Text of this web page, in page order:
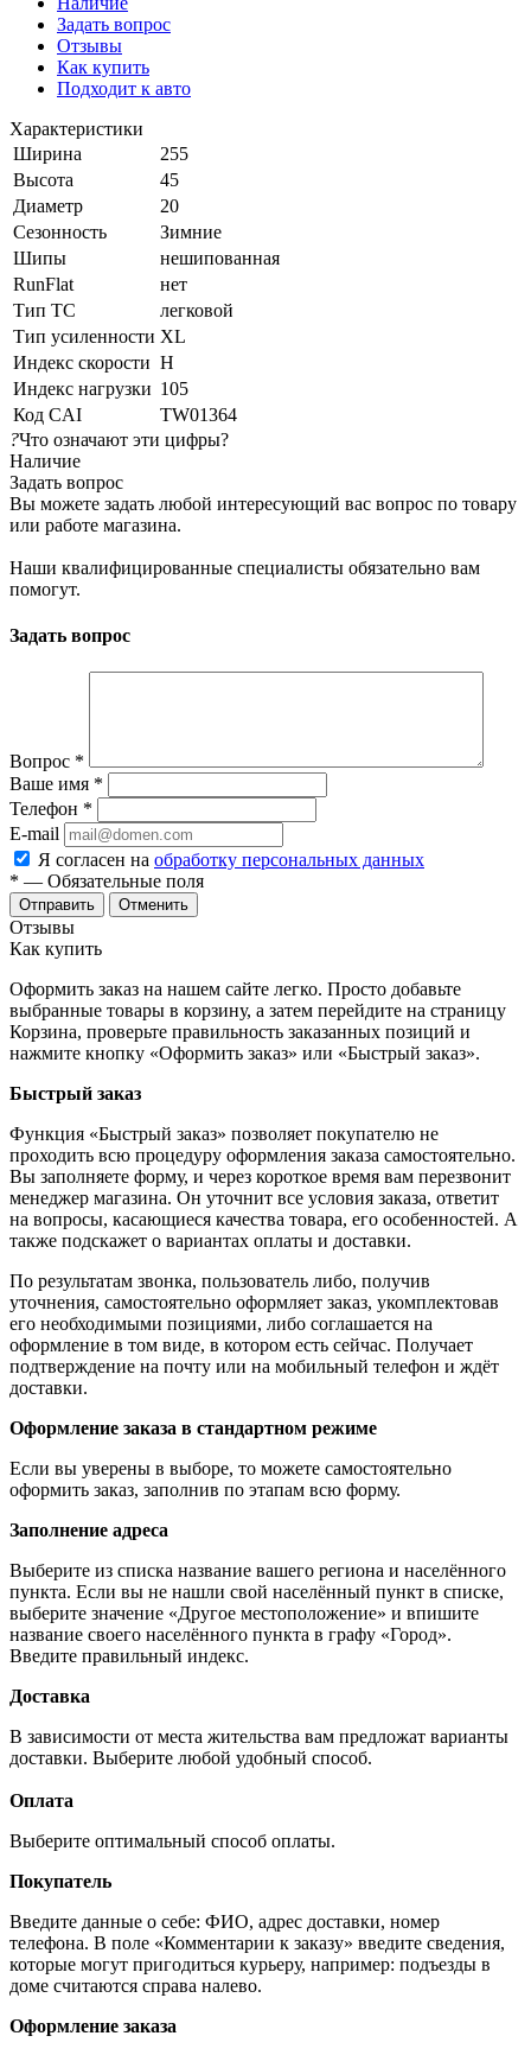
Задать вопрос
Отзывы
Как купить
Подходит к авто
Характеристики
Ширина
255
Высота
45
Диаметр
20
Сезонность
Зимние
Шипы
нешипованная
RunFlat
нет
Тип ТС
легковой
Тип усиленности XL
Индекс скорости H
Индекс нагрузки 105
Код CAI
TW01364
?Что означают эти цифры?
Наличие
Задать вопрос
Вы можете задать любой интересующий вас вопрос по товару
или работе магазина.
Наши квалифицированные специалисты обязательно вам
помогут.
Задать вопрос
Вопрос *
Ваше имя *
Телефон *
E-mail
Я согласен на обработку персональных данных
* — Обязательные поля
Отменить
Отзывы
Как купить
Оформить заказ на нашем сайте легко. Просто добавьте
выбранные товары в корзину, а затем перейдите на страницу
Корзина, проверьте правильность заказанных позиций и
нажмите кнопку «Оформить заказ» или «Быстрый заказ».
Быстрый заказ
Функция «Быстрый заказ» позволяет покупателю не
проходить всю процедуру оформления заказа самостоятельно.
Вы заполняете форму, и через короткое время вам перезвонит
менеджер магазина. Он уточнит все условия заказа, ответит
на вопросы, касающиеся качества товара, его особенностей. А
также подскажет о вариантах оплаты и доставки.
По результатам звонка, пользователь либо, получив
уточнения, самостоятельно оформляет заказ, укомплектовав
его необходимыми позициями, либо соглашается на
оформление в том виде, в котором есть сейчас. Получает
подтверждение на почту или на мобильный телефон и ждёт
доставки.
Оформление заказа в стандартном режиме
Если вы уверены в выборе, то можете самостоятельно
оформить заказ, заполнив по этапам всю форму.
Заполнение адреса
Выберите из списка название вашего региона и населённого
пункта. Если вы не нашли свой населённый пункт в списке,
выберите значение «Другое местоположение» и впишите
название своего населённого пункта в графу «Город».
Введите правильный индекс.
Доставка
В зависимости от места жительства вам предложат варианты
доставки. Выберите любой удобный способ.
Оплата
Выберите оптимальный способ оплаты.
Покупатель
Введите данные о себе: ФИО, адрес доставки, номер
телефона. В поле «Комментарии к заказу» введите сведения,
которые могут пригодиться курьеру, например: подъезды в
доме считаются справа налево.
Оформление заказа